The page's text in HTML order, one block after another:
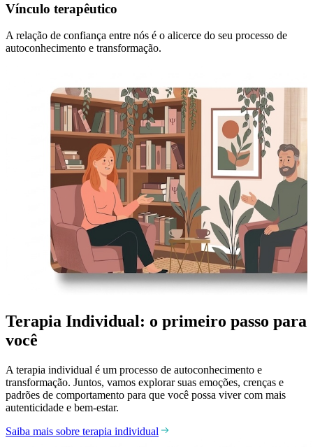
Vínculo terapêutico
A relação de confiança entre nós é o alicerce do seu processo de
autoconhecimento e transformação.
Terapia Individual: o primeiro passo para
você
A terapia individual é um processo de autoconhecimento e
transformação. Juntos, vamos explorar suas emoções, crenças e
padrões de comportamento para que você possa viver com mais
autenticidade e bem-estar.
Saiba mais sobre terapia individual